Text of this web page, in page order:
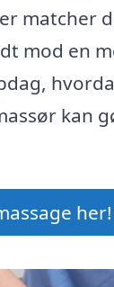
matcher
mod en
kan
her!